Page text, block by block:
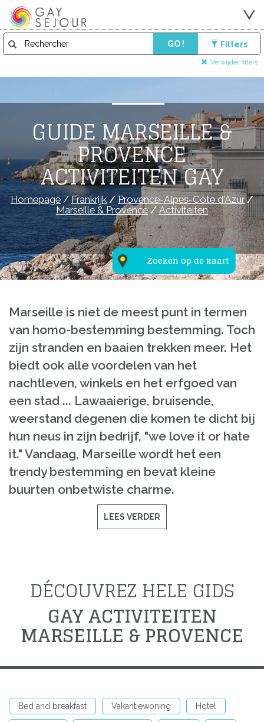
GO ! Filters
Verwijder filters
Zoeken op de kaart
GUIDE MARSEILLE &
PROVENCE
ACTIVITEITEN GAY
Homepage/Frankrijk/Provence-Alpes-Côte d'Azur/
Marseille & Provence/Activiteiten
Marseille is niet de meest punt in termen
van homo-bestemming bestemming. Toch
zijn stranden en baaien trekken meer. Het
biedt ook alle voordelen van het
nachtleven, winkels en het erfgoed van
een stad ... Lawaaierige, bruisende,
weerstand degenen die komen te dicht bij
hun neus in zijn bedrijf, "we love it or hate
it." Vandaag, Marseille wordt het een
trendy bestemming en bevat kleine
buurten onbetwiste charme.
LEES VERDER
DÉCOUVREZ HELE GIDS
GAY ACTIVITEITEN
MARSEILLE & PROVENCE
Bed and breakfast Vakantiewoning Hotel